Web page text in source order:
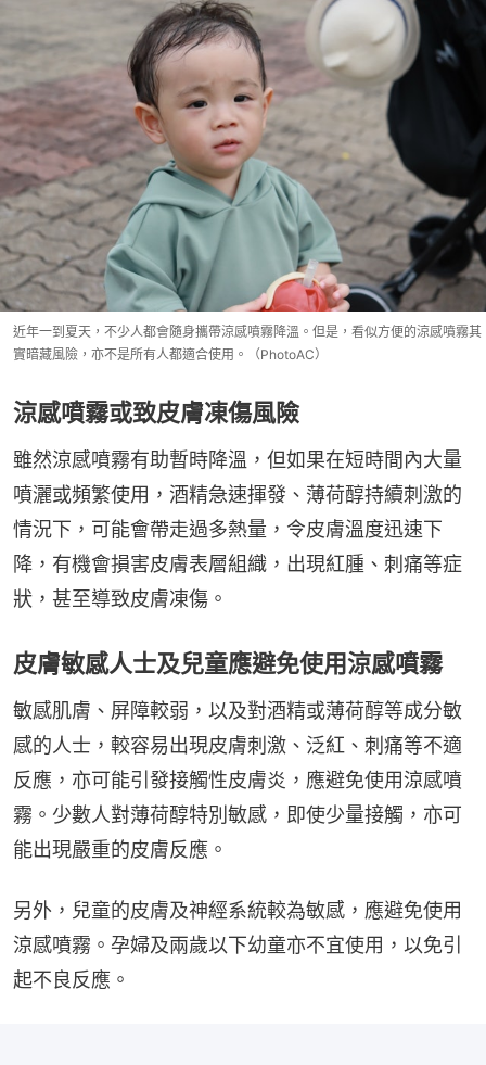
近年一到夏天，不少人都會隨身攜帶涼感噴霧降溫。但是，看似方便的涼感噴霧其
實暗藏風險，亦不是所有人都適合使用。（PhotoAC）
涼感噴霧或致皮膚凍傷風險
雖然涼感噴霧有助暫時降溫，但如果在短時間內大量
噴灑或頻繁使用，酒精急速揮發、薄荷醇持續刺激的
情況下，可能會帶走過多熱量，令皮膚溫度迅速下
降，有機會損害皮膚表層組織，出現紅腫、刺痛等症
狀，甚至導致皮膚凍傷。
皮膚敏感人士及兒童應避免使用涼感噴霧
敏感肌膚、屏障較弱，以及對酒精或薄荷醇等成分敏
感的人士，較容易出現皮膚刺激、泛紅、刺痛等不適
反應，亦可能引發接觸性皮膚炎，應避免使用涼感噴
霧。少數人對薄荷醇特別敏感，即使少量接觸，亦可
能出現嚴重的皮膚反應。
另外，兒童的皮膚及神經系統較為敏感，應避免使用
涼感噴霧。孕婦及兩歲以下幼童亦不宜使用，以免引
起不良反應。